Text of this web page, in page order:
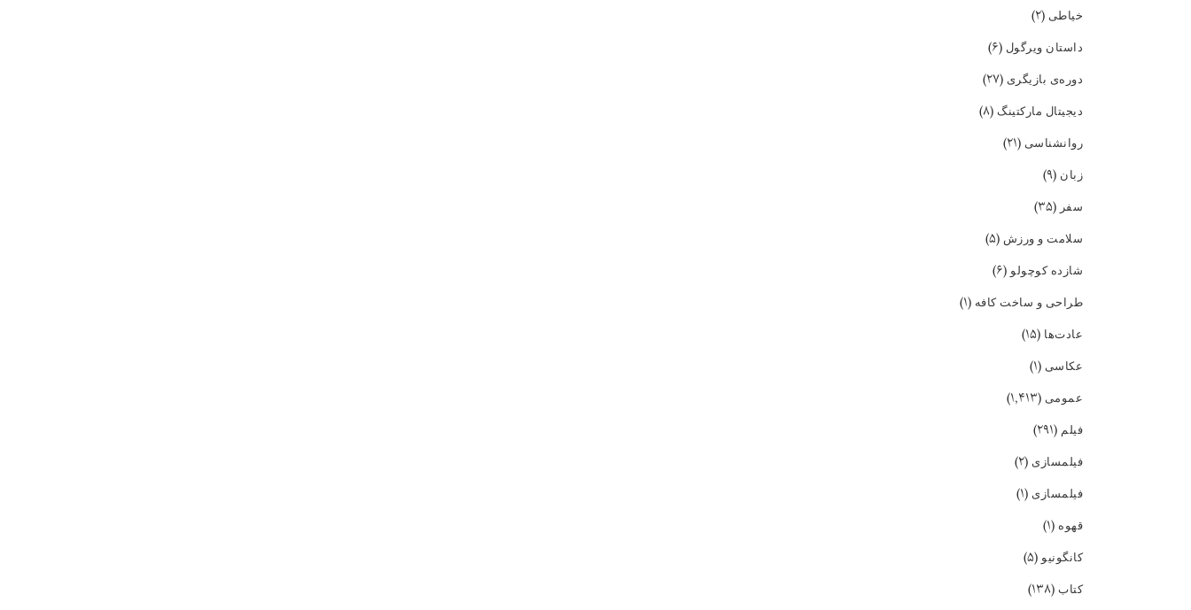
خیاطی (۲)
داستان ویرگول (۶)
دوره‌ی بازیگری (۲۷)
دیجیتال مارکتینگ (۸)
روانشناسی (۲۱)
زبان (۹)
سفر(۳۵)
سلامت و ورزش (۵)
شازده کوچولو(۶)
طراحی و ساخت کافه (۱)
عادت‌ها (۱۵)
عکاسی (۱)
عمومی (۱,۴۱۳)
فیلم (۲۹۱)
فیلمسازی (۲)
فیلمسازی (۱)
قهوه (۱)
کانگونیو(۵)
کتاب (۱۳۸)